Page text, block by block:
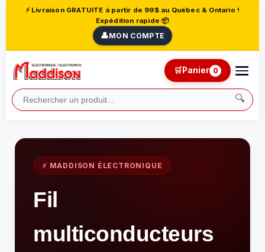
⚡ Livraison GRATUITE à partir de 99$ au Québec & Ontario !
Expédition rapide 📦
👤MON COMPTE
🔍
🛒Panier 0
⚡ MADDISON ÉLECTRONIQUE
Fil
multiconducteurs